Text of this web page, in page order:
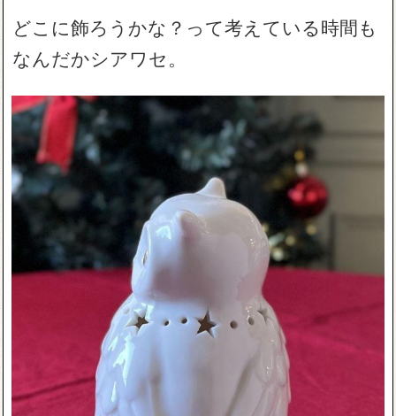
どこに飾ろうかな？って考えている時間も
なんだかシアワセ。